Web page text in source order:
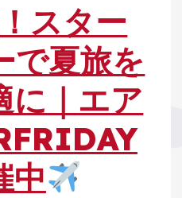
スター
で夏旅を
に｜エア
中